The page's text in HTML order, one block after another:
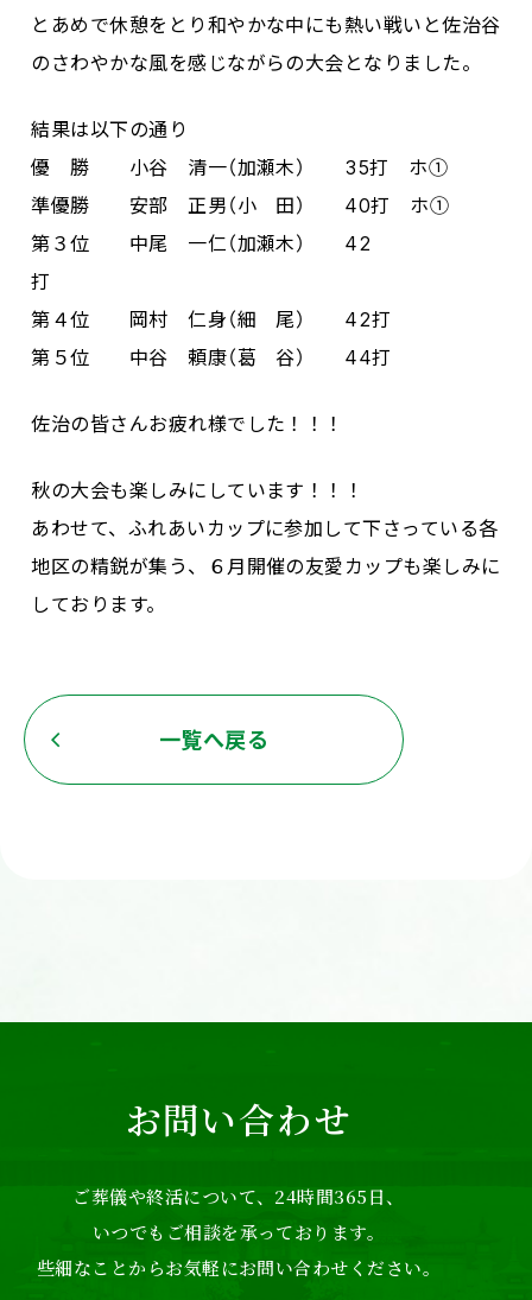
とあめで休憩をとり和やかな中にも熱い戦いと佐治谷
のさわやかな風を感じながらの大会となりました。
結果は以下の通り
優 勝 小谷 清一（加瀬木） 35打 ホ①
準優勝 安部 正男（小 田） 40打 ホ①
第３位 中尾 一仁（加瀬木） 42
打
第４位 岡村 仁身（細 尾） 42打
第５位 中谷 頼康（葛 谷） 44打
佐治の皆さんお疲れ様でした！！！
秋の大会も楽しみにしています！！！
あわせて、ふれあいカップに参加して下さっている各
地区の精鋭が集う、６月開催の友愛カップも楽しみに
しております。
一覧へ戻る
お問い合わせ
ご葬儀や終活について、24時間365日、
いつでもご相談を承っております。
些細なことからお気軽にお問い合わせください。